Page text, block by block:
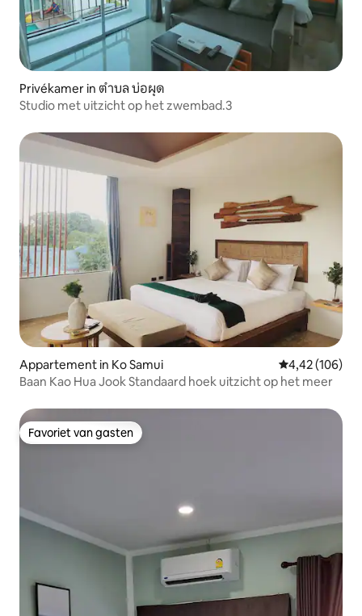
Privékamer in ตำบล บ่อผุด
Studio met uitzicht op het zwembad.3
Appartement in Ko Samui Gemiddelde
4,42 (106)
Baan Kao Hua Jook Standaard hoek uitzicht op het meer
Favoriet van gasten
Favoriet van gasten